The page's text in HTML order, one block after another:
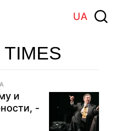
UA
и
-